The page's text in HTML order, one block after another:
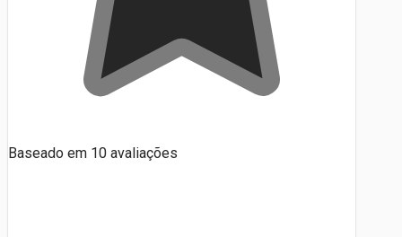
Baseado em 10 avaliações